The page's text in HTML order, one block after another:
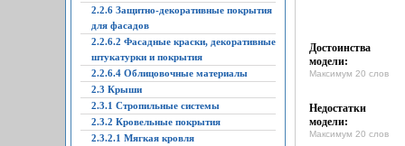
2.2.6 Защитно-декоративные покрытия
для фасадов
2.2.6.2 Фасадные краски, декоративные
штукатурки и покрытия
2.2.6.4 Облицовочные материалы
2.3 Крыши
2.3.1 Стропильные системы
2.3.2 Кровельные покрытия
2.3.2.1 Мягкая кровля
Достоинства
модели:
Максимум 20 слов
Недостатки
модели:
Максимум 20 слов